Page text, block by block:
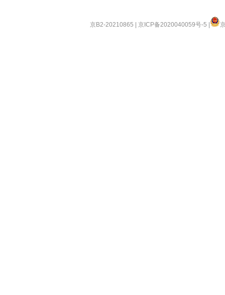
京B2-20210865 京ICP备2020040059号-5